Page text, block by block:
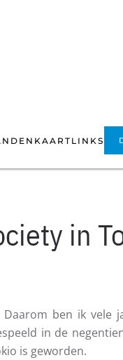
KAART LINKS
in
ben ik vele
in de
is geworden.